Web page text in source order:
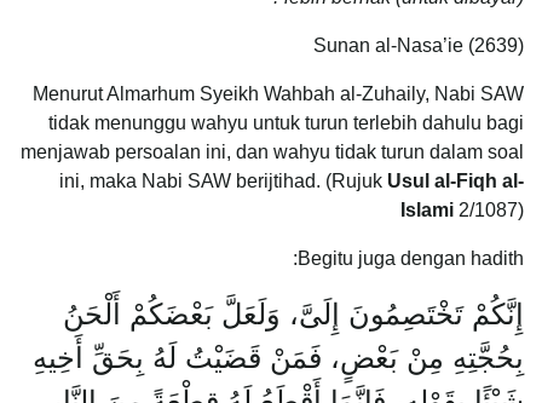
Sunan al-Nasa’ie (2639)
Menurut Almarhum Syeikh Wahbah al-Zuhaily, Nabi SAW
tidak menunggu wahyu untuk turun terlebih dahulu bagi
menjawab persoalan ini, dan wahyu tidak turun dalam soal
ini, maka Nabi SAW berijtihad. (Rujuk Usul al-Fiqh al-
Islami 2/1087)
Begitu juga dengan hadith:
إِنَّكُمْ تَخْتَصِمُونَ إِلَىَّ، وَلَعَلَّ بَعْضَكُمْ أَلْحَنُ
بِحُجَّتِهِ مِنْ بَعْضٍ، فَمَنْ قَضَيْتُ لَهُ بِحَقِّ أَخِيهِ